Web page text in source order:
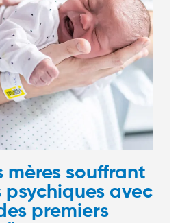
mères souffrant
avec
premiers